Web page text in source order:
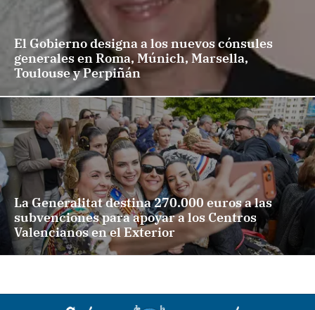
El Gobierno designa a los nuevos cónsules
generales en Roma, Múnich, Marsella,
Toulouse y Perpiñán
La Generalitat destina 270.000 euros a las
subvenciones para apoyar a los Centros
Valencianos en el Exterior